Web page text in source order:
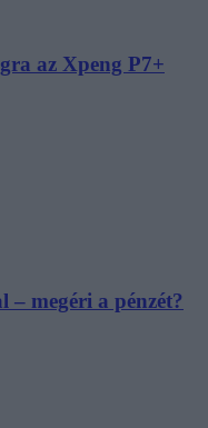
az Xpeng P7+
megéri a pénzét?